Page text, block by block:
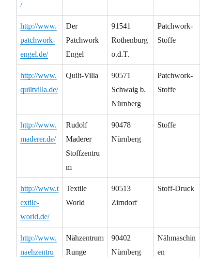
/
http://www.
patchwork-
engel.de/
Der
Patchwork
Engel
91541
Rothenburg
o.d.T.
Patchwork-
Stoffe
http://www.
quiltvilla.de/
Quilt-Villa
90571
Schwaig b.
Nürnberg
Patchwork-
Stoffe
http://www.
maderer.de/
Rudolf
Maderer
Stoffzentru
m
90478
Nürnberg
Stoffe
http://www.t
extile-
world.de/
Textile
World
90513
Zirndorf
Stoff-Druck
http://www.
naehzentru
Nähzentrum
Runge
90402
Nürnberg
Nähmaschin
en